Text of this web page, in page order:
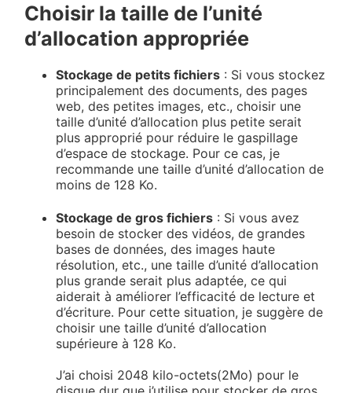
Choisir la taille de l’unité
d’allocation appropriée
Stockage de petits fichiers : Si vous stockez
principalement des documents, des pages
web, des petites images, etc., choisir une
taille d’unité d’allocation plus petite serait
plus approprié pour réduire le gaspillage
d’espace de stockage. Pour ce cas, je
recommande une taille d’unité d’allocation de
moins de 128 Ko.
Stockage de gros fichiers : Si vous avez
besoin de stocker des vidéos, de grandes
bases de données, des images haute
résolution, etc., une taille d’unité d’allocation
plus grande serait plus adaptée, ce qui
aiderait à améliorer l’efficacité de lecture et
d’écriture. Pour cette situation, je suggère de
choisir une taille d’unité d’allocation
supérieure à 128 Ko.
J’ai choisi 2048 kilo-octets(2Mo) pour le